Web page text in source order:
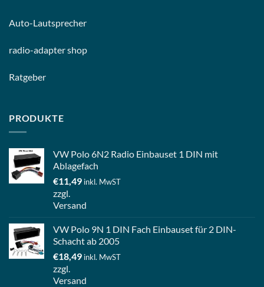
Auto-Lautsprecher
radio-adapter shop
Ratgeber
PRODUKTE
VW Polo 6N2 Radio Einbauset 1 DIN mit
Ablagefach
€11,49 inkl. MwST
zzgl.
Versand
VW Polo 9N 1 DIN Fach Einbauset für 2 DIN-
Schacht ab 2005
€18,49 inkl. MwST
zzgl.
Versand